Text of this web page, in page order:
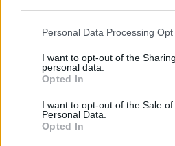
Please note that this website/app
not limited to your visit or usage
grant or deny consent to Google
use your data for below specified
consent section.
Personal Data Processing
I want to opt-out of the
personal data.
Opted In
I want to opt-out of the Sale of
Personal Data.
Opted In
με μακριά μαλλιά είναι το
ΑΝΑΡΤΗΘΗΚΕ ΑΠΟΣΤΈΛΛΑ ΛΊΤΑΙΝΑ 7